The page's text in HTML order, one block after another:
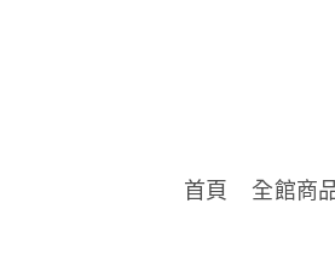
首頁 全館商